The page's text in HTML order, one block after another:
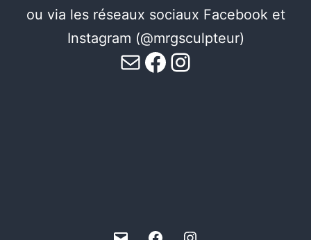
ou via les réseaux sociaux Facebook et
Instagram (@mrgsculpteur)
MrG-Sculpteur-
Facebook